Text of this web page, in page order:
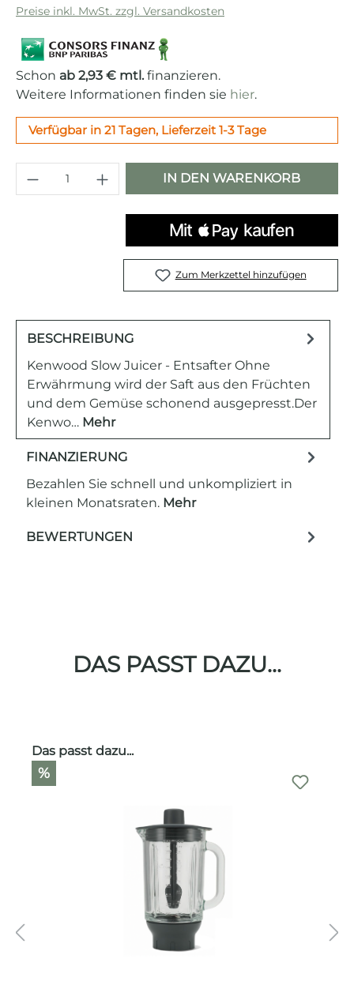
Preise inkl. MwSt. zzgl. Versandkosten
Schon ab 2,93 € mtl. finanzieren.
Weitere Informationen finden sie hier.
Verfügbar in 21 Tagen, Lieferzeit 1-3 Tage
Produkt Anzahl: Gib den
IN DEN WARENKORB
Zum Merkzettel hinzufügen
BESCHREIBUNG
Kenwood Slow Juicer - Entsafter Ohne
Erwährmung wird der Saft aus den Früchten
und dem Gemüse schonend ausgepresst.Der
Kenwo… Mehr
FINANZIERUNG
Bezahlen Sie schnell und unkompliziert in
kleinen Monatsraten. Mehr
BEWERTUNGEN
DAS PASST DAZU...
Produktgalerie überspringen
Das passt dazu...
%